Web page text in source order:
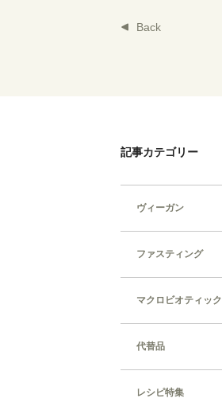
Back
記事カテゴリー
ヴィーガン
ファスティング
マクロビオティック
代替品
レシピ特集